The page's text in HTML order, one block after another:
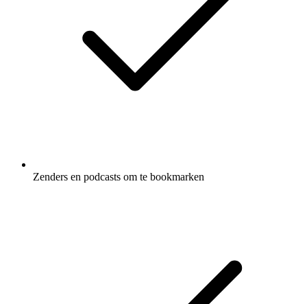
Zenders en podcasts om te bookmarken